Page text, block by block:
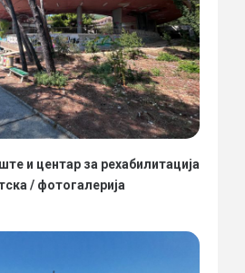
и центар за рехабилитација
/ фотогалерија